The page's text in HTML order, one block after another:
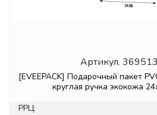
Артикул.
[EVEEPACK] Подарочный пакет
круглая ручка экокожа
РРЦ: